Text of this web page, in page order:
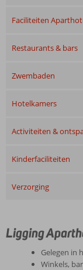
Faciliteiten
Restaurants & bars
Zwembaden
Hotelkamers
Activiteiten &
Kinderfaciliteiten
Verzorging
Ligging
Gelegen in
Winkels,